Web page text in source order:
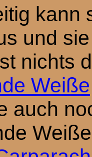
kann
und
nichts
Weiße
auch
Weiße